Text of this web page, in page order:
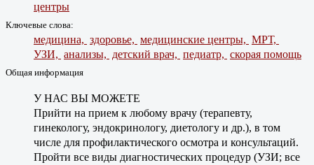
центры
Ключевые слова:
медицина, здоровье, медицинские центры, МРТ,
УЗИ, анализы, детский врач, педиатр, скорая помощь
Общая информация
У НАС ВЫ МОЖЕТЕ
Прийти на прием к любому врачу (терапевту,
гинекологу, эндокринологу, диетологу и др.), в том
числе для профилактического осмотра и консультаций.
Пройти все виды диагностических процедур (УЗИ; все